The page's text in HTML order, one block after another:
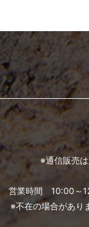
※通信販売
営業時間 10:00～
※不在の場合があり